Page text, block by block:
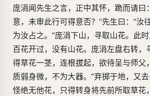
庞涓闻先生之言，正中其怀，跪而请曰
意，未审此行可得意否？”先生曰：“汝
为汝占之。”庞涓下山，寻取山花。此时
百花开过，没有山花。庞涓左盘右转，
得草花一茎，连根拔起，欲待呈与师父
质弱身微，不为大器。”弃掷于地，又
怪绝无他花，只得转身将先前所取草花